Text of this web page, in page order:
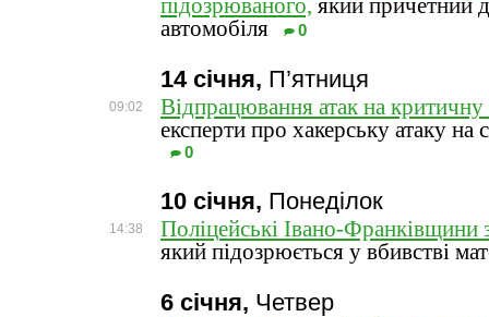
підозрюваного, який причетний
автомобіля
0
14 січня, П’ятниця
09:02
Відпрацювання атак на
експерти про хакерську атаку на
0
10 січня, Понеділок
14:38
Поліцейські Івано-Франківщини
який підозрюється у вбивстві
6 січня, Четвер